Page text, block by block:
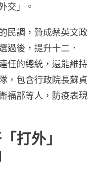
交」。
民調，贊成蔡英文政
過後，提升十二．
任的總統，還能維持
，包含行政院長蘇貞
福部等人，防疫表現
打外」